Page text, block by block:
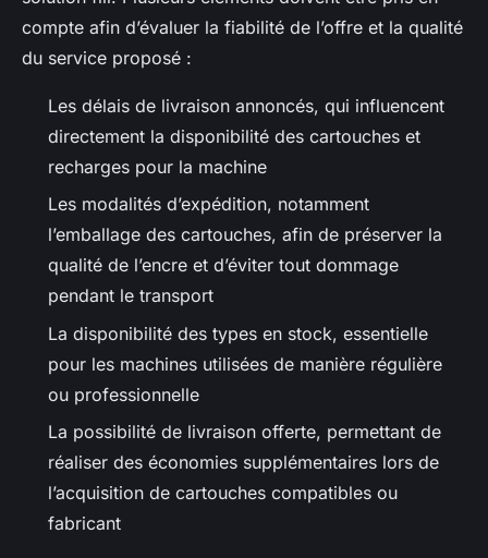
compte afin d’évaluer la fiabilité de l’offre et la qualité
du service proposé :
Les délais de livraison annoncés, qui influencent
directement la disponibilité des cartouches et
recharges pour la machine
Les modalités d’expédition, notamment
l’emballage des cartouches, afin de préserver la
qualité de l’encre et d’éviter tout dommage
pendant le transport
La disponibilité des types en stock, essentielle
pour les machines utilisées de manière régulière
ou professionnelle
La possibilité de livraison offerte, permettant de
réaliser des économies supplémentaires lors de
l’acquisition de cartouches compatibles ou
fabricant